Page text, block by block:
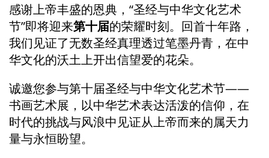
感谢上帝丰盛的恩典，“圣经与中华文化艺术
节”即将迎来第十届的荣耀时刻。回首十年路，
我们见证了无数圣经真理透过笔墨丹青，在中
华文化的沃土上开出信望爱的花朵。
诚邀您参与第十届圣经与中华文化艺术节——
书画艺术展，以中华艺术表达活泼的信仰，在
时代的挑战与风浪中见证从上帝而来的属天力
量与永恒盼望。